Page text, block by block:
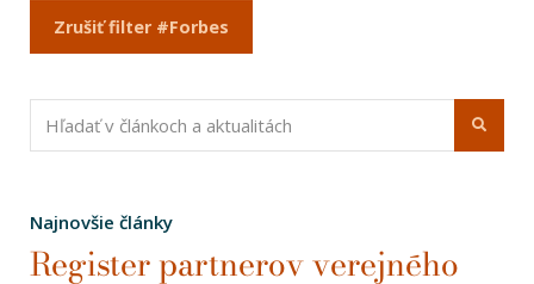
Zrušiť filter #Forbes
Najnovšie články
Register partnerov verejného